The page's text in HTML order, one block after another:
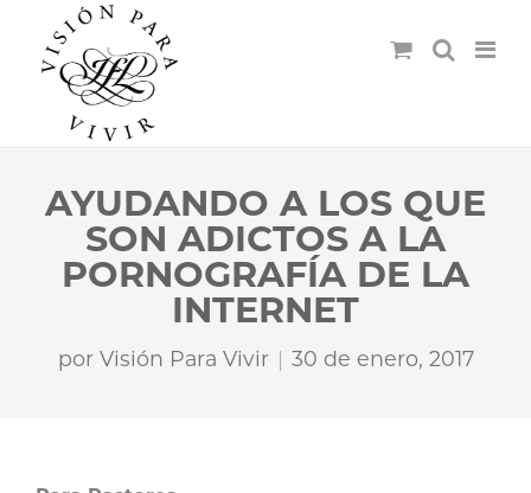
AYUDANDO A LOS QUE
SON ADICTOS A LA
PORNOGRAFÍA DE LA
INTERNET
por Visión Para Vivir 30 de enero, 2017